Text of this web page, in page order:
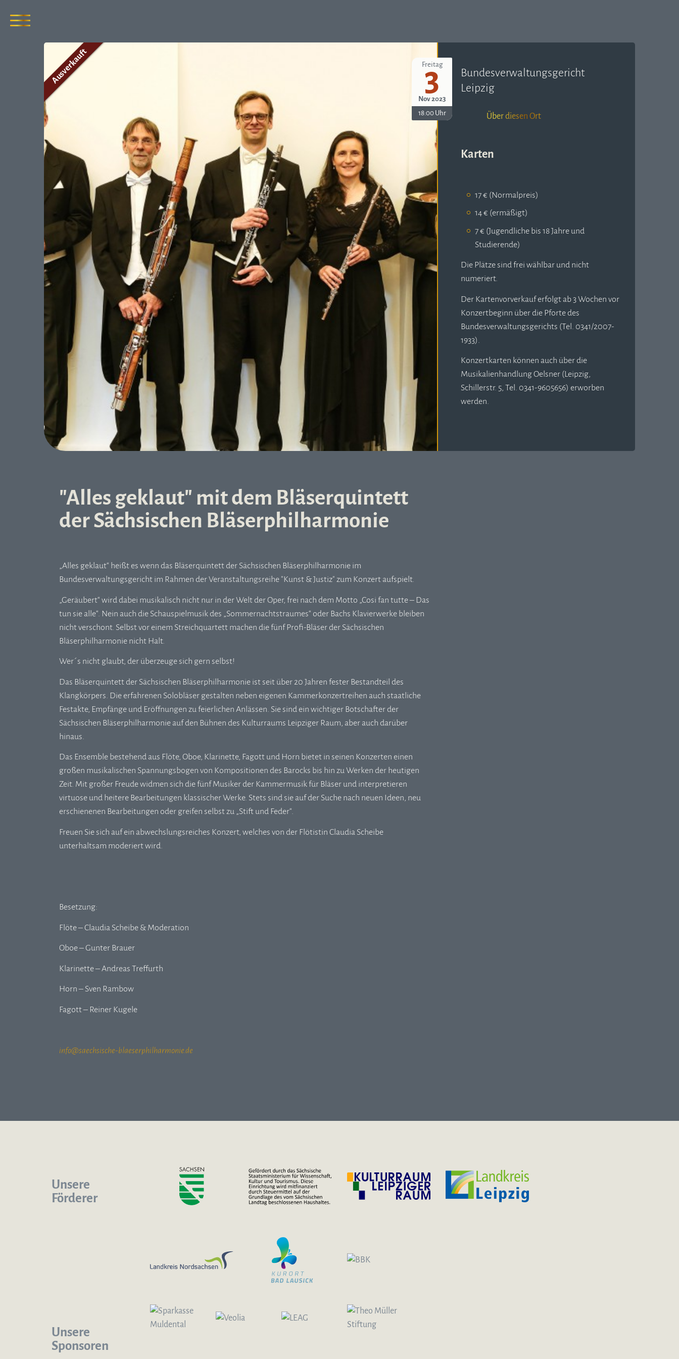
Ausverkauft Freitag
3
Nov 2023
18:00 Uhr
Bundesverwaltungsgericht
Leipzig
Über diesen Ort
Karten
17 € (Normalpreis)
14 € (ermäßigt)
7 € (Jugendliche bis 18 Jahre und
Studierende)
Die Plätze sind frei wählbar und nicht
numeriert.
Der Kartenvorverkauf erfolgt ab 3 Wochen vor
Konzertbeginn über die Pforte des
Bundesverwaltungsgerichts (Tel. 0341/2007-
1933).
Konzertkarten können auch über die
Musikalienhandlung Oelsner (Leipzig,
Schillerstr. 5, Tel. 0341-9605656) erworben
werden.
"Alles geklaut" mit dem Bläserquintett
der Sächsischen Bläserphilharmonie
„Alles geklaut“ heißt es wenn das Bläserquintett der Sächsischen Bläserphilharmonie im
Bundesverwaltungsgericht im Rahmen der Veranstaltungsreihe "Kunst & Justiz" zum Konzert aufspielt.
„Geräubert“ wird dabei musikalisch nicht nur in der Welt der Oper, frei nach dem Motto „Cosi fan tutte – Das
tun sie alle“. Nein auch die Schauspielmusik des „Sommernachtstraumes“ oder Bachs Klavierwerke bleiben
nicht verschont. Selbst vor einem Streichquartett machen die fünf Profi-Bläser der Sächsischen
Bläserphilharmonie nicht Halt.
Wer´s nicht glaubt, der überzeuge sich gern selbst!
Das Bläserquintett der Sächsischen Bläserphilharmonie ist seit über 20 Jahren fester Bestandteil des
Klangkörpers. Die erfahrenen Solobläser gestalten neben eigenen Kammerkonzertreihen auch staatliche
Festakte, Empfänge und Eröffnungen zu feierlichen Anlässen. Sie sind ein wichtiger Botschafter der
Sächsischen Bläserphilharmonie auf den Bühnen des Kulturraums Leipziger Raum, aber auch darüber
hinaus.
Das Ensemble bestehend aus Flöte, Oboe, Klarinette, Fagott und Horn bietet in seinen Konzerten einen
großen musikalischen Spannungsbogen von Kompositionen des Barocks bis hin zu Werken der heutigen
Zeit. Mit großer Freude widmen sich die fünf Musiker der Kammermusik für Bläser und interpretieren
virtuose und heitere Bearbeitungen klassischer Werke. Stets sind sie auf der Suche nach neuen Ideen, neu
erschienenen Bearbeitungen oder greifen selbst zu „Stift und Feder“.
Freuen Sie sich auf ein abwechslungsreiches Konzert, welches von der Flötistin Claudia Scheibe
unterhaltsam moderiert wird.
Besetzung:
Flöte – Claudia Scheibe & Moderation
Oboe – Gunter Brauer
Klarinette – Andreas Treffurth
Horn – Sven Rambow
Fagott – Reiner Kugele
Unsere
Förderer
Unsere
Sponsoren